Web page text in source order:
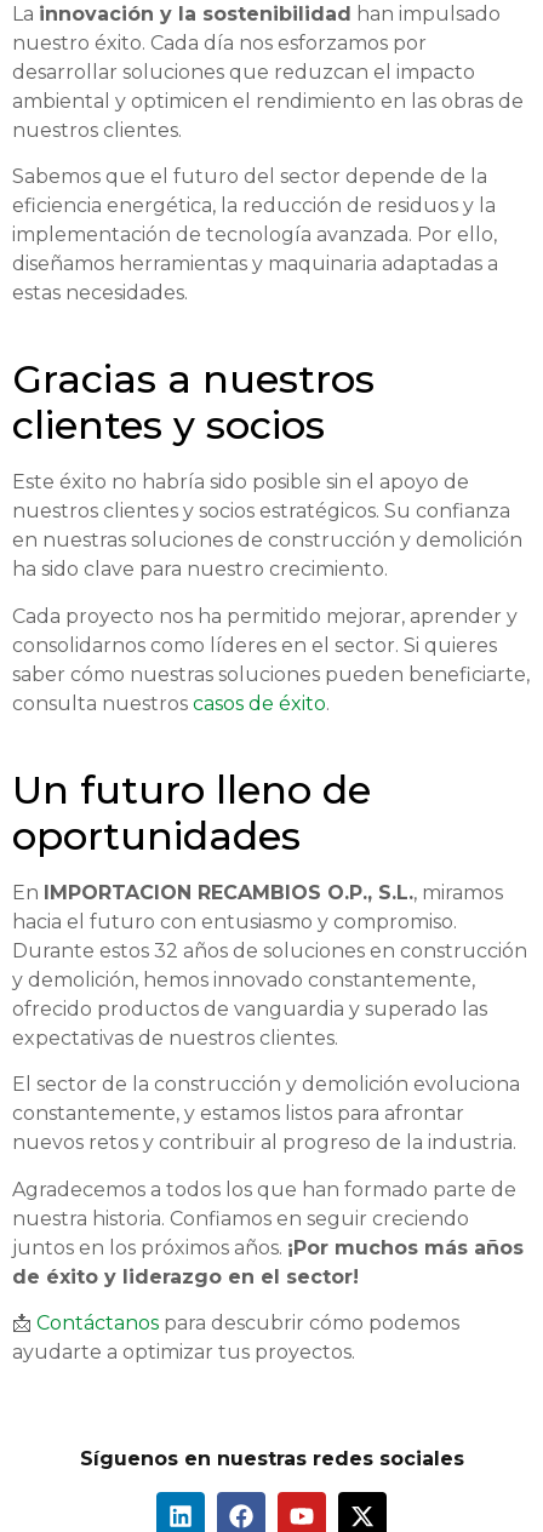
La innovación y la sostenibilidad han impulsado
nuestro éxito. Cada día nos esforzamos por
desarrollar soluciones que reduzcan el impacto
ambiental y optimicen el rendimiento en las obras de
nuestros clientes.
Sabemos que el futuro del sector depende de la
eficiencia energética, la reducción de residuos y la
implementación de tecnología avanzada. Por ello,
diseñamos herramientas y maquinaria adaptadas a
estas necesidades.
Gracias a nuestros
clientes y socios
Este éxito no habría sido posible sin el apoyo de
nuestros clientes y socios estratégicos. Su confianza
en nuestras soluciones de construcción y demolición
ha sido clave para nuestro crecimiento.
Cada proyecto nos ha permitido mejorar, aprender y
consolidarnos como líderes en el sector. Si quieres
saber cómo nuestras soluciones pueden beneficiarte,
consulta nuestros casos de éxito.
Un futuro lleno de
oportunidades
En IMPORTACION RECAMBIOS O.P., S.L., miramos
hacia el futuro con entusiasmo y compromiso.
Durante estos 32 años de soluciones en construcción
y demolición, hemos innovado constantemente,
ofrecido productos de vanguardia y superado las
expectativas de nuestros clientes.
El sector de la construcción y demolición evoluciona
constantemente, y estamos listos para afrontar
nuevos retos y contribuir al progreso de la industria.
Agradecemos a todos los que han formado parte de
nuestra historia. Confiamos en seguir creciendo
juntos en los próximos años. ¡Por muchos más años
de éxito y liderazgo en el sector!
📩 Contáctanos para descubrir cómo podemos
ayudarte a optimizar tus proyectos.
Síguenos en nuestras redes sociales